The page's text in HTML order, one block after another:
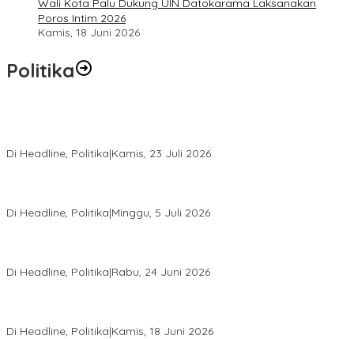
Wali Kota Palu Dukung UIN Datokarama Laksanakan
Poros Intim 2026
Kamis, 18 Juni 2026
Politika
Di Headline, Politika|Kamis, 23 Juli 2026
Di Headline, Politika|Minggu, 5 Juli 2026
Di Headline, Politika|Rabu, 24 Juni 2026
Di Headline, Politika|Kamis, 18 Juni 2026